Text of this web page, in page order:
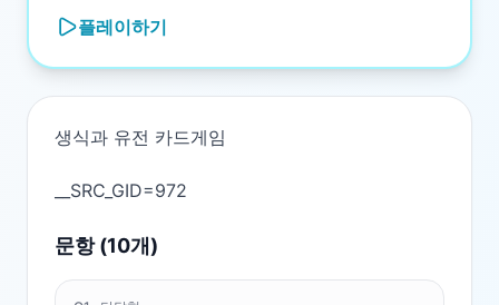
플레이하기
생식과 유전 카드게임
문항 (10개)